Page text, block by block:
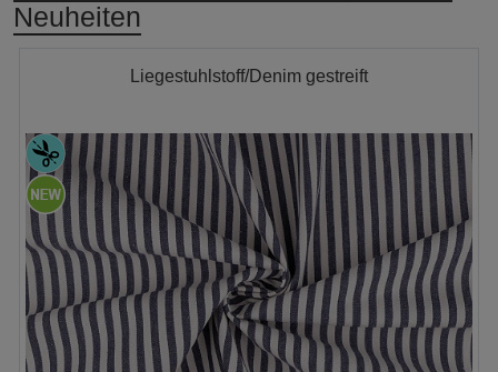
Neuheiten
Liegestuhlstoff/Denim gestreift